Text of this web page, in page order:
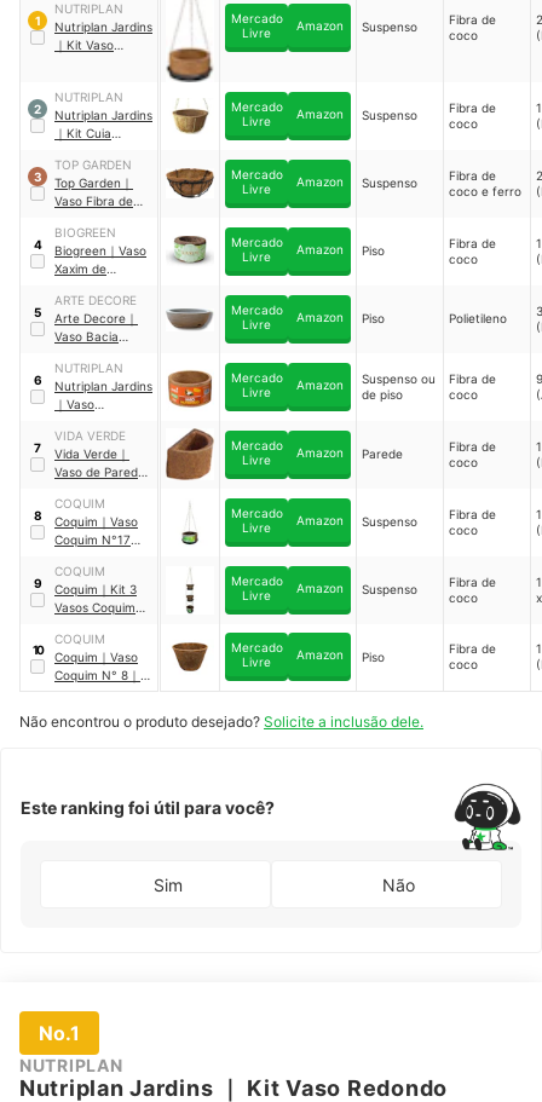
1
NUTRIPLAN
Nutriplan Jardins
｜ Kit Vaso
8100203-U
Mercado
Livre
Amazon Suspenso
Fibra de
coco
2
NUTRIPLAN
Nutriplan Jardins
｜ Kit Cuia
Pequena｜
4322547922
Mercado
Livre
Amazon Suspenso
Fibra de
coco
3
TOP GARDEN
Top Garden ｜
Vaso Fibra de
XC25
Mercado
Livre
Amazon Suspenso
Fibra de
coco e ferro
4
BIOGREEN
Biogreen ｜ Vaso
Xaxim de
Redondo P｜
5383
Mercado
Livre
Amazon Piso
Fibra de
coco
5
ARTE DECORE
Arte Decore ｜
Vaso Bacia
Escovada N2
Mercado
Livre
Amazon Piso Polietileno
6
NUTRIPLAN
Nutriplan Jardins
｜ Vaso
Redondo 02｜
1003
Mercado
Livre
Amazon
Suspenso ou
de piso
Fibra de
coco
7
VIDA VERDE
Vida Verde ｜
Vaso de Parede
｜2085
Mercado
Livre
Amazon Parede
Fibra de
coco
8
COQUIM
Coquim ｜ Vaso
Coquim N°17
Mercado
Livre
Amazon Suspenso
Fibra de
coco
9
COQUIM
Coquim ｜ Kit 3
Vasos Coquim
Mercado
Livre
Amazon Suspenso
Fibra de
coco
10
COQUIM
Coquim ｜ Vaso
Coquim N° 8 ｜
1002
Mercado
Livre
Amazon Piso
Fibra de
coco
Não encontrou o produto desejado? Solicite a inclusão dele.
Este ranking foi útil para você?
Sim Não
No.1
NUTRIPLAN
Nutriplan Jardins Kit Vaso Redondo